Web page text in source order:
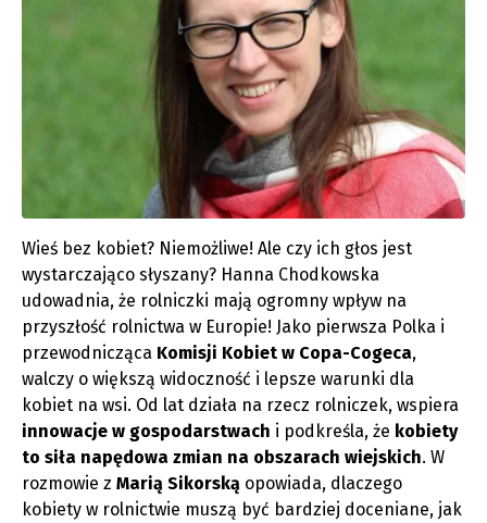
Wieś bez kobiet? Niemożliwe! Ale czy ich głos jest
wystarczająco słyszany? Hanna Chodkowska
udowadnia, że rolniczki mają ogromny wpływ na
przyszłość rolnictwa w Europie! Jako pierwsza Polka i
przewodnicząca Komisji Kobiet w Copa-Cogeca,
walczy o większą widoczność i lepsze warunki dla
kobiet na wsi. Od lat działa na rzecz rolniczek, wspiera
innowacje w gospodarstwach i podkreśla, że kobiety
to siła napędowa zmian na obszarach wiejskich. W
rozmowie z Marią Sikorską opowiada, dlaczego
kobiety w rolnictwie muszą być bardziej doceniane, jak